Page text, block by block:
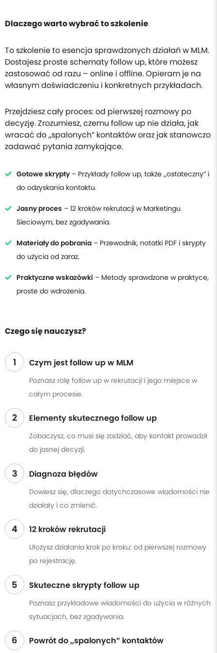
Dlaczego warto wybrać to szkolenie
To szkolenie to esencja sprawdzonych działań w MLM.
Dostajesz proste schematy follow up, które możesz
zastosować od razu – online i offline. Opieram je na
własnym doświadczeniu i konkretnych przykładach.
Przejdziesz cały proces: od pierwszej rozmowy po
decyzję. Zrozumiesz, czemu follow up nie działa, jak
wracać do „spalonych” kontaktów oraz jak stanowczo
zadawać pytania zamykające.
Gotowe skrypty– Przykłady follow up, także „ostateczny” i
do odzyskania kontaktu.
Jasny proces – 12 kroków rekrutacji w Marketingu
Sieciowym, bez zgadywania.
Materiały do pobrania – Przewodnik, notatki PDF i skrypty
do użycia od zaraz.
Praktyczne wskazówki – Metody sprawdzone w praktyce,
proste do wdrożenia.
Czego się nauczysz?
1 Czym jest follow up w MLM
Poznasz rolę follow up w rekrutacji i jego miejsce w
całym procesie.
2 Elementy skutecznego follow up
Zobaczysz, co musi się zadziać, aby kontakt prowadził
do jasnej decyzji.
3 Diagnoza błędów
Dowiesz się, dlaczego dotychczasowe wiadomości nie
działały i co zmienić.
4 12 kroków rekrutacji
Ułożysz działania krok po kroku: od pierwszej rozmowy
po rejestrację.
5 Skuteczne skrypty follow up
Poznasz przykładowe wiadomości do użycia w różnych
sytuacjach, bez zgadywania.
6 Powrót do „spalonych” kontaktów